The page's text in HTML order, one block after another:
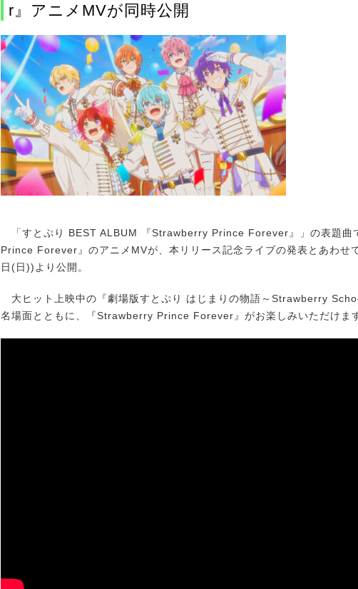
r』アニメMVが同時公開
「すとぷり BEST ALBUM 『Strawberry Prince Forever』」の表題曲
Prince Forever』のアニメMVが、本リリース記念ライブの発表とあわせ
日(日))より公開。
大ヒット上映中の『劇場版すとぷり はじまりの物語～Strawberry
名場面とともに、『Strawberry Prince Forever』がお楽しみいただけま